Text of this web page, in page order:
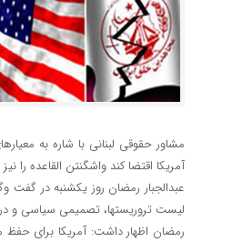
مشاور حقوقی لبنانی با شاره به
آمریکا اقتضا کند واشگنتن القاعده را
عبدالجبار رمضان روز یکشنبه در گفت
لیست تروریستها، تصمیمی سیاسی و در
رمضان اظهار داشت: آمریکا برای حفظ